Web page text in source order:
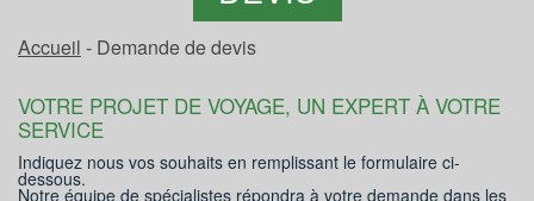
Accueil - Demande de devis
VOTRE PROJET DE VOYAGE, UN EXPERT À VOTRE
SERVICE
Indiquez nous vos souhaits en remplissant le formulaire ci-
dessous.
Notre équipe de spécialistes répondra à votre demande dans les